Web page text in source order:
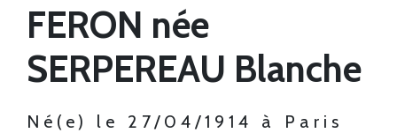
FERON née
SERPEREAU Blanche
Né(e) le 27/04/1914 à Paris